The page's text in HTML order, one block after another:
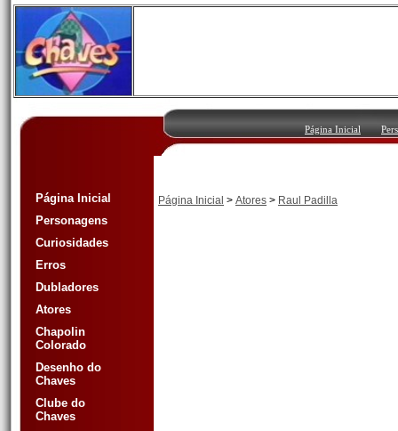
Página Inicial
Página Inicial
Personagens
Curiosidades
Erros
Dubladores
Atores
Chapolin
Colorado
Desenho do
Chaves
Clube do
Chaves
Página Inicial > Atores > Raul Padilla